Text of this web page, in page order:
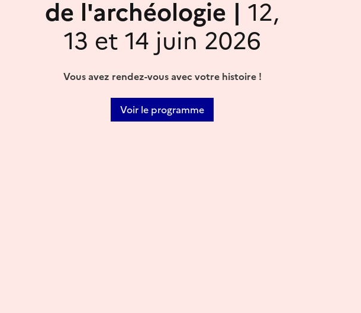
de l'archéologie | 12,
13 et 14 juin 2026
Vous avez rendez-vous avec votre histoire !
Voir le programme